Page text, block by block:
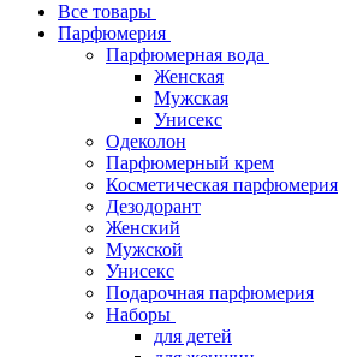
Все товары
Парфюмерия
Парфюмерная вода
Женская
Мужская
Унисекс
Одеколон
Парфюмерный крем
Косметическая парфюмерия
Дезодорант
Женский
Мужской
Унисекс
Подарочная парфюмерия
Наборы
для детей